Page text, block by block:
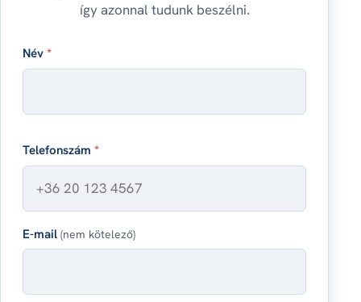
így azonnal tudunk beszélni.
Név*
Telefonszám*
E-mail(nem kötelező)